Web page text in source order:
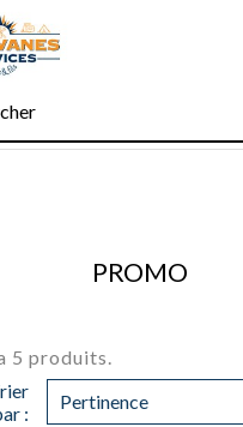
PROMO
5 produits.
:
Pertinence